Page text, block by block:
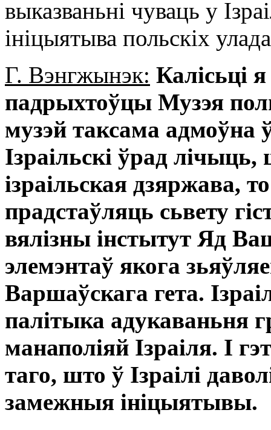
выказваньні чуваць у
ініцыятыва польскіх
Г. Вэнгжынэк: Калісьці
падрыхтоўцы Музэя
музэй таксама адмоўна
Ізраільскі ўрад лічыць,
ізраільская дзяржава,
прадстаўляць сьвету
вялізны інстытут Яд
элемэнтаў якога
Варшаўскага гета.
палітыка адукаваньня
манаполіяй Ізраіля. І
таго, што ў Ізраілі
замежныя ініцыятывы.